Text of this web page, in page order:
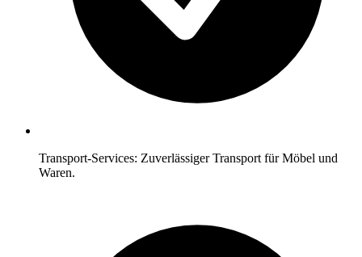
Transport-Services: Zuverlässiger Transport für Möbel und
Waren.